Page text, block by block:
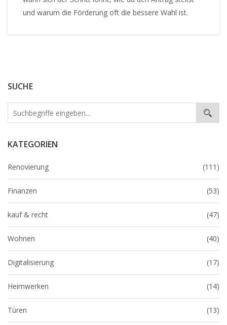
SUCHE
KATEGORIEN
Renovierung (111)
Finanzen (53)
kauf & recht (47)
Wohnen (40)
Digitalisierung (17)
Heimwerken (14)
Türen (13)
und warum die Förderung oft die bessere Wahl ist.